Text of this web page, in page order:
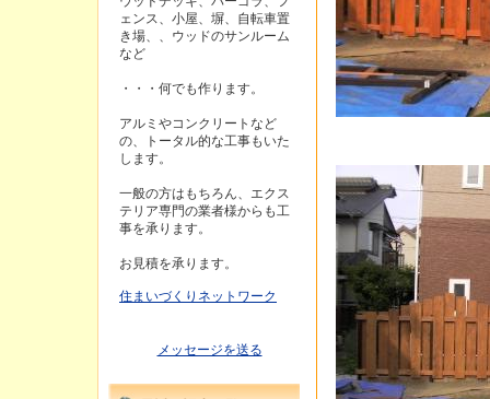
ェンス、小屋、塀、自転車置
き場、、ウッドのサンルーム
など
・・・何でも作ります。
アルミやコンクリートなど
の、トータル的な工事もいた
します。
一般の方はもちろん、エクス
テリア専門の業者様からも工
事を承ります。
お見積を承ります。
住まいづくりネットワーク
メッセージを送る